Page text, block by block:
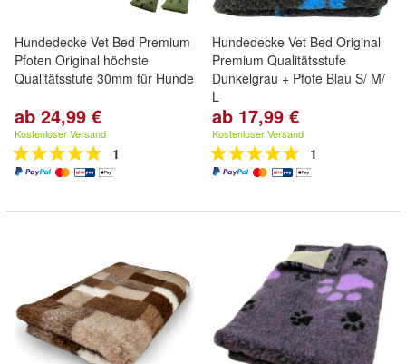
Hundedecke Vet Bed Premium
Pfoten Original höchste
Qualitätsstufe 30mm für Hunde
ab 24,99 €
Kostenloser Versand
1
Hundedecke Vet Bed Original
Premium Qualitätsstufe
Dunkelgrau + Pfote Blau S/ M/
L
ab 17,99 €
Kostenloser Versand
1